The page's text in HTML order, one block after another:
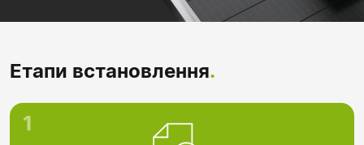
Етапи встановлення.
1